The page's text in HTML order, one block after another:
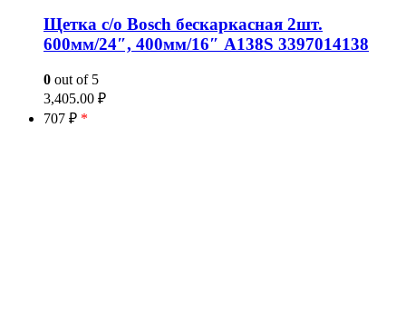
Щетка с/о Bosch бескаркасная 2шт.
600мм/24″, 400мм/16″ A138S 3397014138
0 out of 5
3,405.00 ₽
707 ₽ *